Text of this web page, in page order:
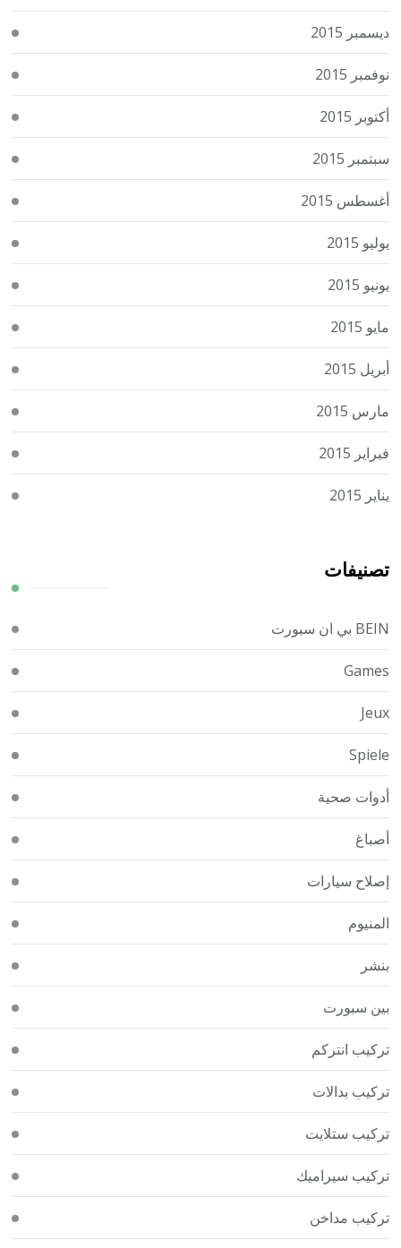
ديسمبر 2015
نوفمبر 2015
أكتوبر 2015
سبتمبر 2015
أغسطس 2015
يوليو 2015
يونيو 2015
مايو 2015
أبريل 2015
مارس 2015
فبراير 2015
يناير 2015
تصنيفات
BEIN بي ان سبورت
Games
Jeux
Spiele
أدوات صحية
أصباغ
إصلاح سيارات
المنيوم
بنشر
بين سبورت
تركيب انتركم
تركيب بدالات
تركيب ستلايت
تركيب سيراميك
تركيب مداخن